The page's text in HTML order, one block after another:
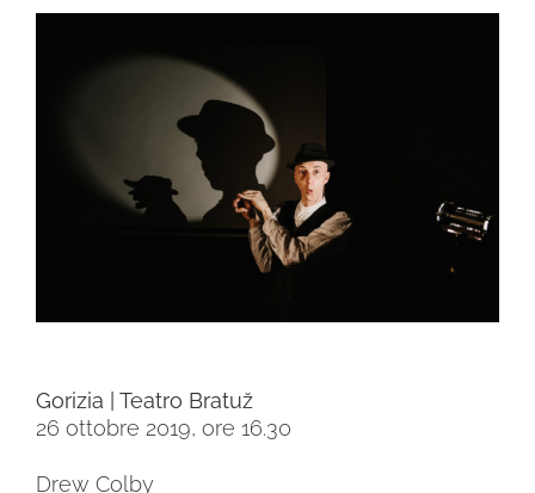
Gorizia | Teatro Bratuž
26 ottobre 2019, ore 16.30
Drew Colby